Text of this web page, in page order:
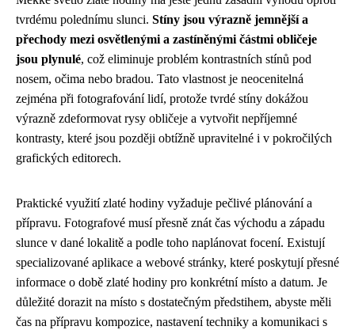
tvrdému polednímu slunci. Stíny jsou výrazně jemnější a
přechody mezi osvětlenými a zastíněnými částmi obličeje
jsou plynulé, což eliminuje problém kontrastních stínů pod
nosem, očima nebo bradou. Tato vlastnost je neocenitelná
zejména při fotografování lidí, protože tvrdé stíny dokážou
výrazně zdeformovat rysy obličeje a vytvořit nepříjemné
kontrasty, které jsou později obtížně upravitelné i v pokročilých
grafických editorech.
Praktické využití zlaté hodiny vyžaduje pečlivé plánování a
přípravu. Fotografové musí přesně znát čas východu a západu
slunce v dané lokalitě a podle toho naplánovat focení. Existují
specializované aplikace a webové stránky, které poskytují přesné
informace o době zlaté hodiny pro konkrétní místo a datum. Je
důležité dorazit na místo s dostatečným předstihem, abyste měli
čas na přípravu kompozice, nastavení techniky a komunikaci s